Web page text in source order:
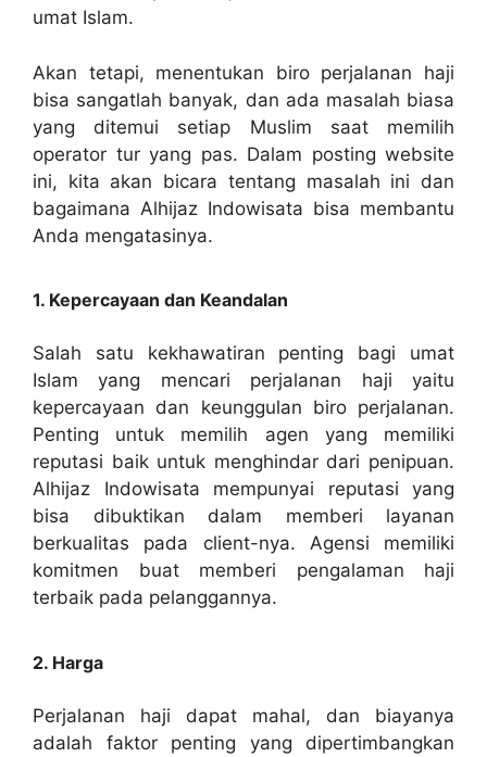
umat Islam.
Akan tetapi, menentukan biro perjalanan haji
bisa sangatlah banyak, dan ada masalah biasa
yang ditemui setiap Muslim saat memilih
operator tur yang pas. Dalam posting website
ini, kita akan bicara tentang masalah ini dan
bagaimana Alhijaz Indowisata bisa membantu
Anda mengatasinya.
1. Kepercayaan dan Keandalan
Salah satu kekhawatiran penting bagi umat
Islam yang mencari perjalanan haji yaitu
kepercayaan dan keunggulan biro perjalanan.
Penting untuk memilih agen yang memiliki
reputasi baik untuk menghindar dari penipuan.
Alhijaz Indowisata mempunyai reputasi yang
bisa dibuktikan dalam memberi layanan
berkualitas pada client-nya. Agensi memiliki
komitmen buat memberi pengalaman haji
terbaik pada pelanggannya.
2. Harga
Perjalanan haji dapat mahal, dan biayanya
adalah faktor penting yang dipertimbangkan